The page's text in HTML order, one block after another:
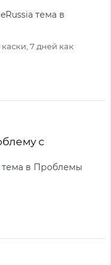
тема в
7 дней как
с
тема в Проблемы